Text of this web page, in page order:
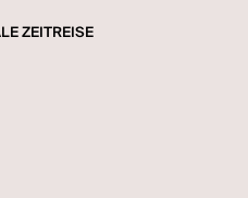
ZEITREISE